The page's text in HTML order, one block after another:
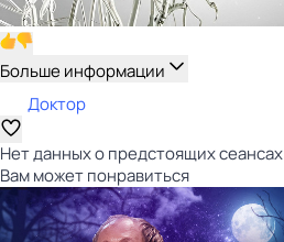
Больше информации
Доктор
Нет данных о предстоящих сеансах
Вам может понравиться